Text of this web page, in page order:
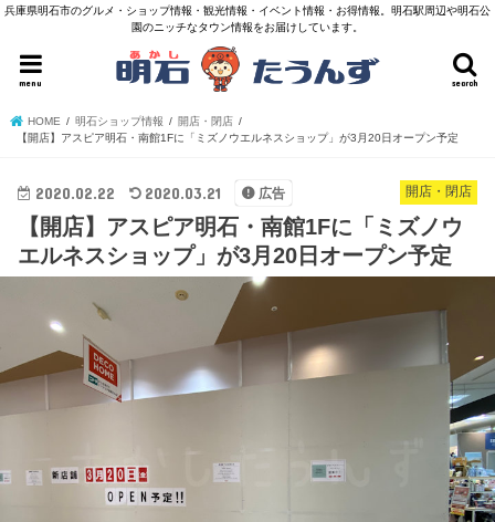
兵庫県明石市のグルメ・ショップ情報・観光情報・イベント情報・お得情報。明石駅周辺や明石公
園のニッチなタウン情報をお届けしています。
search
menu
HOME 明石ショップ情報
開店・閉店
【開店】アスピア明石・南館1Fに「ミズノウエルネスショップ」が3月20日オープン予定
開店・閉店
2020.02.22 2020.03.21 広告
【開店】アスピア明石・南館1Fに「ミズノウ
エルネスショップ」が3月20日オープン予定